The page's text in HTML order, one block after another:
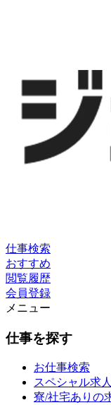
仕事検索
おすすめ
閲覧履歴
会員登録
メニュー
仕事を探す
お仕事検索
スペシャル求人
寮/社宅ありの